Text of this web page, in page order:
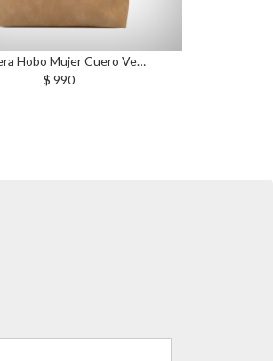
Cartera Hobo Mujer Cuero Ve…
$ 990